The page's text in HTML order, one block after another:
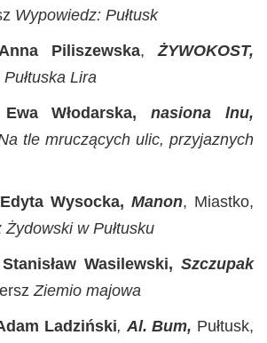
Wypowiedz: Pułtusk
Piliszewska,ŻYWOKOST,
Pułtuska Lira
Włodarska,nasiona lnu,
tle mruczących ulic, przyjaznych
Wysocka, Manon, Miastko,
Żydowski w Pułtusku
Wasilewski, Szczupak
Ziemio majowa
Ladziński,Al. Bum, Pułtusk,